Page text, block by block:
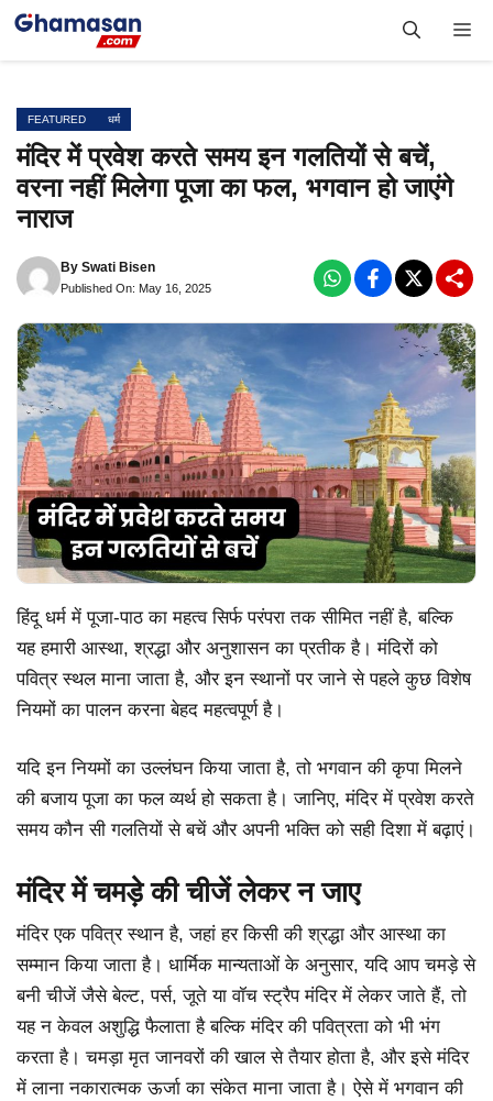
Skip
FEATURED धर्म
मंदिर में प्रवेश करते समय इन गलतियों से बचें,
वरना नहीं मिलेगा पूजा का फल, भगवान हो जाएंगे
नाराज
By Swati Bisen
Published On: May 16, 2025
हिंदू धर्म में पूजा-पाठ का महत्व सिर्फ परंपरा तक सीमित नहीं है, बल्कि
यह हमारी आस्था, श्रद्धा और अनुशासन का प्रतीक है। मंदिरों को
पवित्र स्थल माना जाता है, और इन स्थानों पर जाने से पहले कुछ विशेष
नियमों का पालन करना बेहद महत्वपूर्ण है।
यदि इन नियमों का उल्लंघन किया जाता है, तो भगवान की कृपा मिलने
की बजाय पूजा का फल व्यर्थ हो सकता है। जानिए, मंदिर में प्रवेश करते
समय कौन सी गलतियों से बचें और अपनी भक्ति को सही दिशा में बढ़ाएं।
मंदिर में चमड़े की चीजें लेकर न जाए
मंदिर एक पवित्र स्थान है, जहां हर किसी की श्रद्धा और आस्था का
सम्मान किया जाता है। धार्मिक मान्यताओं के अनुसार, यदि आप चमड़े से
बनी चीजें जैसे बेल्ट, पर्स, जूते या वॉच स्ट्रैप मंदिर में लेकर जाते हैं, तो
यह न केवल अशुद्धि फैलाता है बल्कि मंदिर की पवित्रता को भी भंग
करता है। चमड़ा मृत जानवरों की खाल से तैयार होता है, और इसे मंदिर
में लाना नकारात्मक ऊर्जा का संकेत माना जाता है। ऐसे में भगवान की